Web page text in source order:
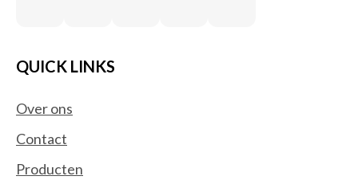
QUICK LINKS
Over ons
Contact
Producten